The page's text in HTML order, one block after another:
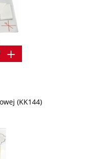
(KK144)